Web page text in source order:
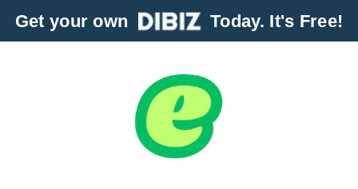
Get your own Today. It's Free!